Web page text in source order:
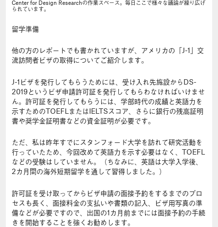
Center for Design Researchの作業スペース。毎日ここで様々な議論が繰り広げ
られています。
留学準備
他の方のレポートでも書かれていますが、アメリカの「J-1」交
流訪問者ビザの取得についてご紹介します。
J-1ビザを発行してもらうためには、受け入れ先施設からDS-
2019というビザ申請許可証を発行してもらわなければいけませ
ん。許可証を発行してもらうには、学部時代の成績と英語力を
示すためのTOEFLまたはIELTSスコア、さらに銀行の残高証明
書や奨学金証明書などの資金証明が必要です。
ただ、私は昨年すでにスタンフォード大学を訪れて研究活動を
行っていたため、今回改めて英語力を示す必要はなく、TOEFL
などの受験はしていません。（ちなみに、英語は大学入学後、
2カ月間の海外短期留学を通して習得しました。）
許可証を受け取ってからビザ申請の面接予約をするまでのプロ
セスも長く、面接料金の支払いや書類の記入、ビザ用写真の準
備などが必要ですので、出国の1カ月前までには面接予約の手続
きを開始することを強くお勧めします。